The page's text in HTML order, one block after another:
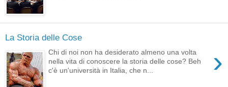
La Storia delle Cose
›
Chi di noi non ha desiderato almeno una volta
nella vita di conoscere la storia delle cose? Beh
c'è un'università in Italia, che n...